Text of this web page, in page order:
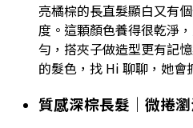
亮橘棕的長直髮顯白又有
度。這顆顏色養得很乾淨
勻，搭夾子做造型更有記
的髮色，找 Hi 聊聊，她會
質感深棕長髮｜微捲